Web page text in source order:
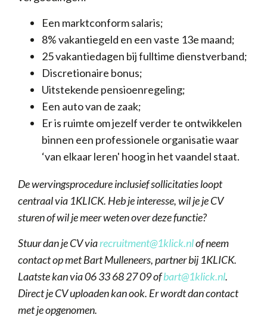
Een marktconform salaris;
8% vakantiegeld en een vaste 13e maand;
25 vakantiedagen bij fulltime dienstverband;
Discretionaire bonus;
Uitstekende pensioenregeling;
Een auto van de zaak;
Er is ruimte om jezelf verder te ontwikkelen
binnen een professionele organisatie waar
‘van elkaar leren' hoog in het vaandel staat.
De wervingsprocedure inclusief sollicitaties loopt
centraal via 1KLICK. Heb je interesse, wil je je CV
sturen of wil je meer weten over deze functie?
Stuur dan je CV viarecruitment@1klick.nlof neem
contact op met Bart Mulleneers, partner bij 1KLICK.
Laatste kan via 06 33 68 27 09 ofbart@1klick.nl.
Direct je CV uploaden kan ook. Er wordt dan contact
met je opgenomen.